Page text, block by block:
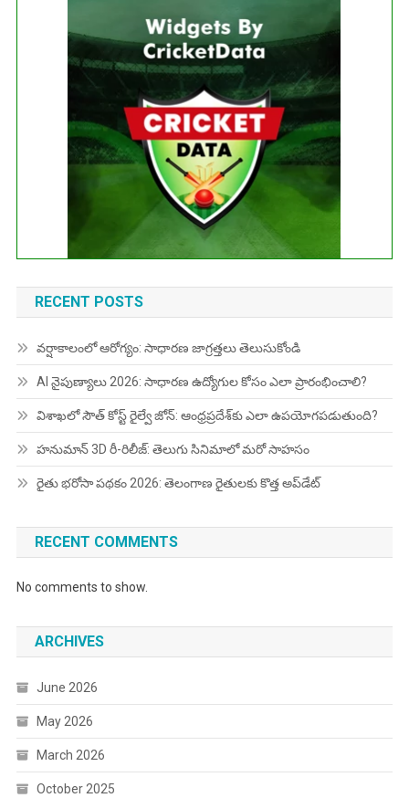
No live matches found.
See recent results
See fixtures
RECENT POSTS
వర్షాకాలంలో ఆరోగ్యం: సాధారణ జాగ్రత్తలు తెలుసుకోండి
AI నైపుణ్యాలు 2026: సాధారణ ఉద్యోగుల కోసం ఎలా ప్రారంభించాలి?
విశాఖలో సౌత్ కోస్ట్ రైల్వే జోన్: ఆంధ్రప్రదేశ్‌కు ఎలా ఉపయోగపడుతుంది?
హనుమాన్ 3D రీ-రిలీజ్: తెలుగు సినిమాలో మరో సాహసం
రైతు భరోసా పథకం 2026: తెలంగాణ రైతులకు కొత్త అప్‌డేట్
RECENT COMMENTS
No comments to show.
ARCHIVES
June 2026
May 2026
March 2026
October 2025